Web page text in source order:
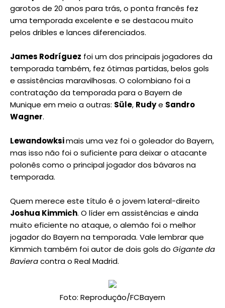
garotos de 20 anos para trás, o ponta francês fez
uma temporada excelente e se destacou muito
pelos dribles e lances diferenciados.
James Rodríguez foi um dos principais jogadores da
temporada também, fez ótimas partidas, belos gols
e assistências maravilhosas. O colombiano foi a
contratação da temporada para o Bayern de
Munique em meio a outras: Süle, Rudye Sandro
Wagner.
Lewandowksimais uma vez foi o goleador do Bayern,
mas isso não foi o suficiente para deixar o atacante
polonês como o principal jogador dos bávaros na
temporada.
Quem merece este título é o jovem lateral-direito
Joshua Kimmich. O líder em assistências e ainda
muito eficiente no ataque, o alemão foi o melhor
jogador do Bayern na temporada. Vale lembrar que
Kimmich também foi autor de dois gols do Gigante da
Bavieracontra o Real Madrid.
Foto: Reprodução/FCBayern